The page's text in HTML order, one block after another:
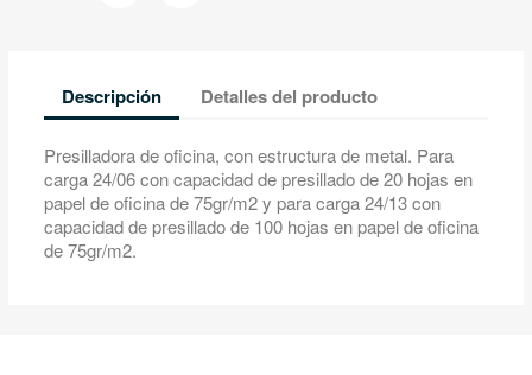
Descripción Detalles del producto
Presilladora de oficina, con estructura de metal. Para
carga 24/06 con capacidad de presillado de 20 hojas en
papel de oficina de 75gr/m2 y para carga 24/13 con
capacidad de presillado de 100 hojas en papel de oficina
de 75gr/m2.